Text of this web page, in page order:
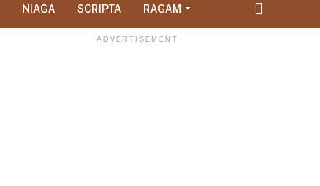
NIAGA SCRIPTA RAGAM
ADVERTISEMENT